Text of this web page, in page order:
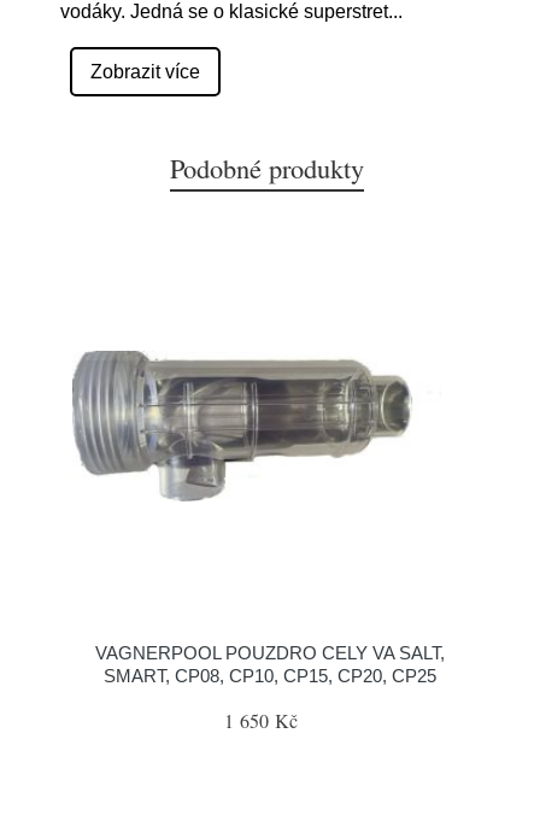
vodáky. Jedná se o klasické superstret...
Zobrazit více
Podobné produkty
VAGNERPOOL POUZDRO CELY VA SALT,
SMART, CP08, CP10, CP15, CP20, CP25
1 650 Kč